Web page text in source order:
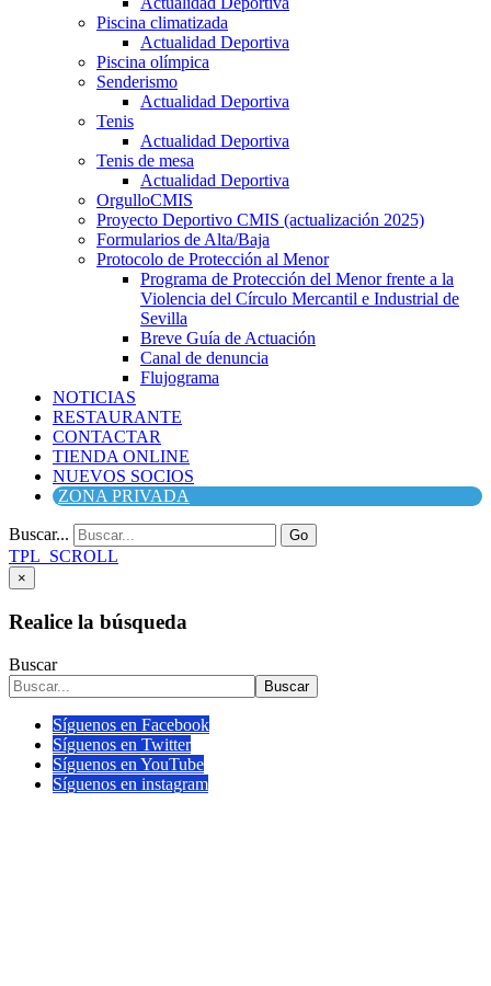
Piscina climatizada
Actualidad Deportiva
Piscina olímpica
Senderismo
Actualidad Deportiva
Tenis
Actualidad Deportiva
Tenis de mesa
Actualidad Deportiva
OrgulloCMIS
Proyecto Deportivo CMIS (actualización 2025)
Formularios de Alta/Baja
Protocolo de Protección al Menor
Programa de Protección del Menor frente a la
Violencia del Círculo Mercantil e Industrial de
Sevilla
Breve Guía de Actuación
Canal de denuncia
Flujograma
NOTICIAS
RESTAURANTE
CONTACTAR
TIENDA ONLINE
NUEVOS SOCIOS
ZONA PRIVADA
Buscar... Go
TPL_SCROLL
×
Realice la búsqueda
Buscar
Buscar
Síguenos en Facebook
Síguenos en Twitter
Síguenos en YouTube
Síguenos en instagram